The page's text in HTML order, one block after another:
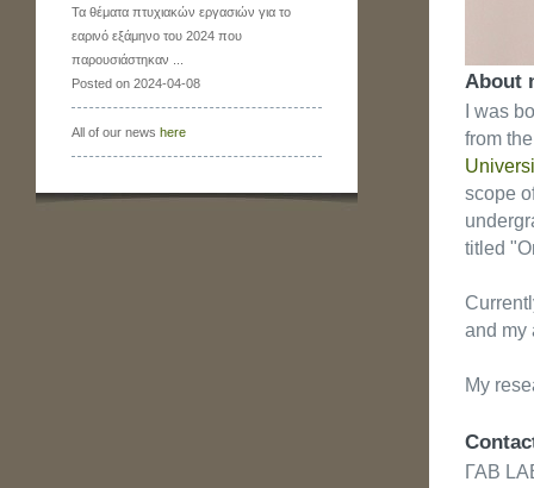
Τα θέματα πτυχιακών εργασιών για το
εαρινό εξάμηνο του 2024 που
παρουσιάστηκαν ...
Posted on 2024-04-08
All of our news here
About
I was
from
scope
titled
and my
My
ΓΑΒ